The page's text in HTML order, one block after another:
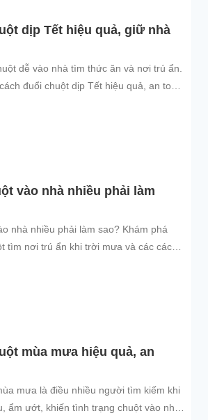
dịp Tết hiệu quả, giữ nhà
dễ vào nhà tìm thức ăn và nơi trú ẩn.
đuổi chuột dịp Tết hiệu quả, an toàn
an tâm.
vào nhà nhiều phải làm
nhà nhiều phải làm sao? Khám phá
tìm nơi trú ẩn khi trời mưa và các cách
sạch sẽ.
mùa mưa hiệu quả, an
mưa là điều nhiều người tìm kiếm khi
ẩm ướt, khiến tình trạng chuột vào nhà